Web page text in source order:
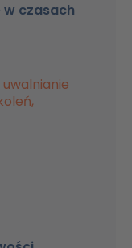
w czasach